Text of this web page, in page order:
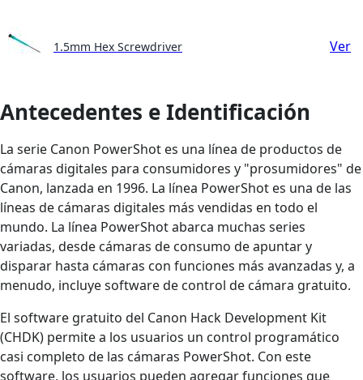
1.5mm Hex Screwdriver Ver
Antecedentes e Identificación
La serie Canon PowerShot es una línea de productos de
cámaras digitales para consumidores y "prosumidores" de
Canon, lanzada en 1996. La línea PowerShot es una de las
líneas de cámaras digitales más vendidas en todo el
mundo. La línea PowerShot abarca muchas series
variadas, desde cámaras de consumo de apuntar y
disparar hasta cámaras con funciones más avanzadas y, a
menudo, incluye software de control de cámara gratuito.
El software gratuito del Canon Hack Development Kit
(CHDK) permite a los usuarios un control programático
casi completo de las cámaras PowerShot. Con este
software, los usuarios pueden agregar funciones que